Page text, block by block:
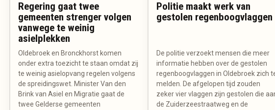
Regering gaat twee
gemeenten strenger volgen
vanwege te weinig
asielplekken
Oldebroek en Bronckhorst komen
onder extra toezicht te staan omdat zij
te weinig asielopvang regelen volgens
de spreidingswet. Minister Van den
Brink van Asiel en Migratie gaat de
twee Gelderse gemeenten
Politie maakt werk van
gestolen regenboogvlaggen
De politie verzoekt mensen die meer
informatie hebben over de gestolen
regenboogvlaggen in Oldebroek zich
melden. De afgelopen tijd zouden
zeker vier vlaggen zijn gestolen die
de Zuiderzeestraatweg en de